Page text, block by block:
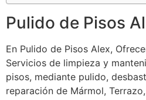
Pulido de Pisos
En Pulido de Pisos Alex,
Servicios de limpieza y
pisos, mediante pulido,
reparación de Mármol,